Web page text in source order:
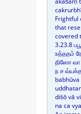
Frightful
that
covered
3.23.8
உத்ததம்
திஸோ வா
ந ச
diṡō vā
na ca